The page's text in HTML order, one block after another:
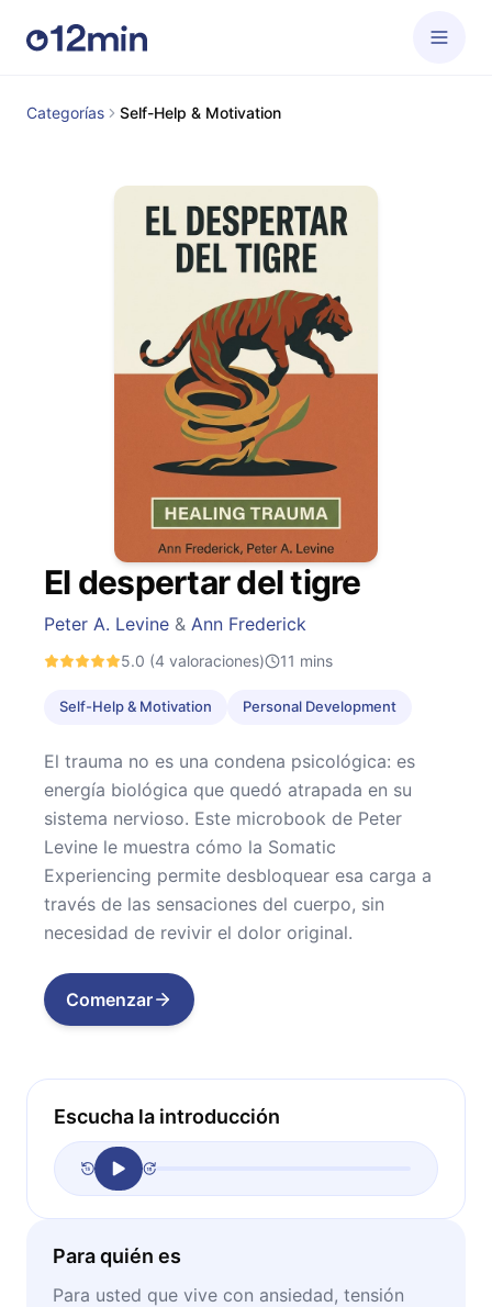
Categorías Self-Help & Motivation
El despertar del tigre
Peter A. Levine & Ann Frederick
5.0 (4 valoraciones) 11 mins
Self-Help & Motivation Personal Development
El trauma no es una condena psicológica: es
energía biológica que quedó atrapada en su
sistema nervioso. Este microbook de Peter
Levine le muestra cómo la Somatic
Experiencing permite desbloquear esa carga a
través de las sensaciones del cuerpo, sin
necesidad de revivir el dolor original.
Comenzar
Escucha la introducción
Para quién es
Para usted que vive con ansiedad, tensión